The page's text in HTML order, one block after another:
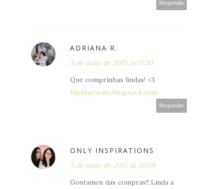
Responder
ADRIANA R.
5 de maio de 2015 às 17:30
Que comprinhas lindas! <3
thefancycats.blogspot.com
Responder
ONLY INSPIRATIONS
5 de maio de 2015 às 20:28
Gostamos das compras!! Linda a